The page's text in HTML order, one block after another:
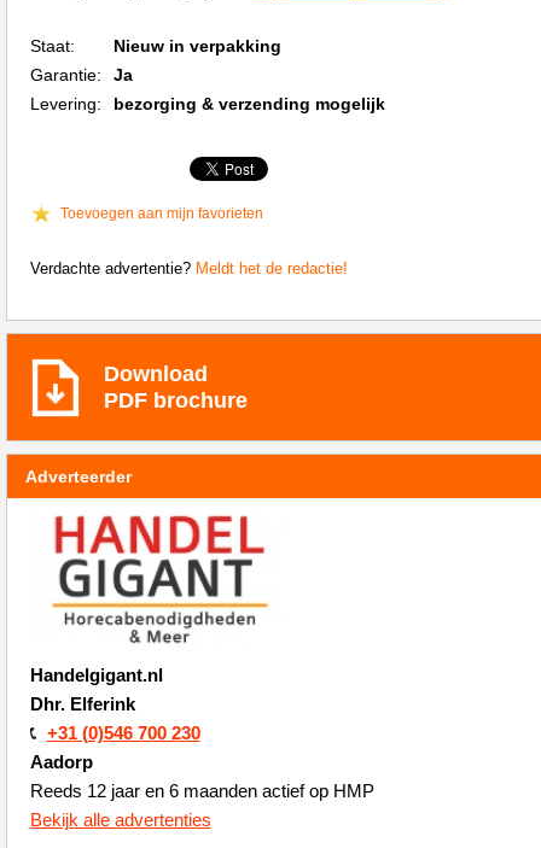
Staat:
Nieuw in verpakking
Garantie:
Ja
Levering:
bezorging & verzending mogelijk
Toevoegen aan mijn favorieten
Verdachte advertentie? Meldt het de redactie!
Download
PDF brochure
Adverteerder
Handelgigant.nl
Dhr. Elferink
+31 (0)546 700 230
Aadorp
Reeds 12 jaar en 6 maanden actief op HMP
Bekijk alle advertenties